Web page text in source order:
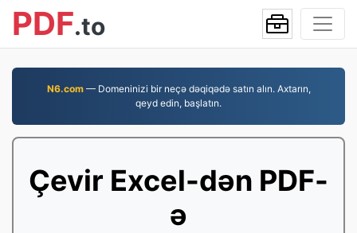
PDF.to
N6.com— Domeninizi bir neçə dəqiqədə satın alın. Axtarın,
qeyd edin, başlatın.
Çevir Excel-dən PDF-
ə